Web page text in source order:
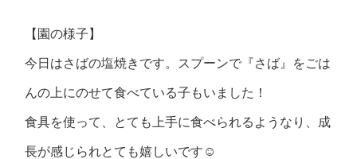
【園の様子】
今日はさばの塩焼きです。スプーンで『さば』をごは
んの上にのせて食べている子もいました！
食具を使って、とても上手に食べられるようなり、成
長が感じられとても嬉しいです☺